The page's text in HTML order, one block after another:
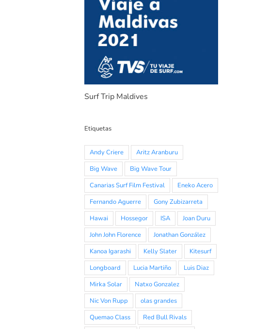
Surf Trip Maldives
Etiquetas
Andy Criere
Aritz Aranburu
Big Wave
Big Wave Tour
Canarias Surf Film Festival
Eneko Acero
Fernando Aguerre
Gony Zubizarreta
Hawai
Hossegor ISA
Joan Duru
John John Florence
Jonathan González
Kanoa Igarashi
Kelly Slater
Kitesurf
Longboard
Lucia Martiño
Luis Diaz
Mirka Solar
Natxo Gonzalez
Nic Von Rupp
olas grandes
Quemao Class
Red Bull Rivals